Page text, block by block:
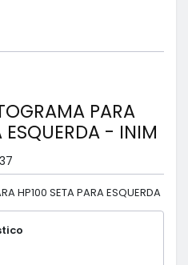
PARA
ESQUERDA - INIM
HP100 SETA PARA ESQUERDA